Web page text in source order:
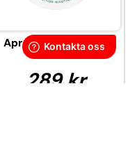
Après Cactus Lime
289 kr